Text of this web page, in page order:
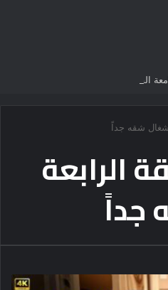
شقه جداً
الرابعة
جداً